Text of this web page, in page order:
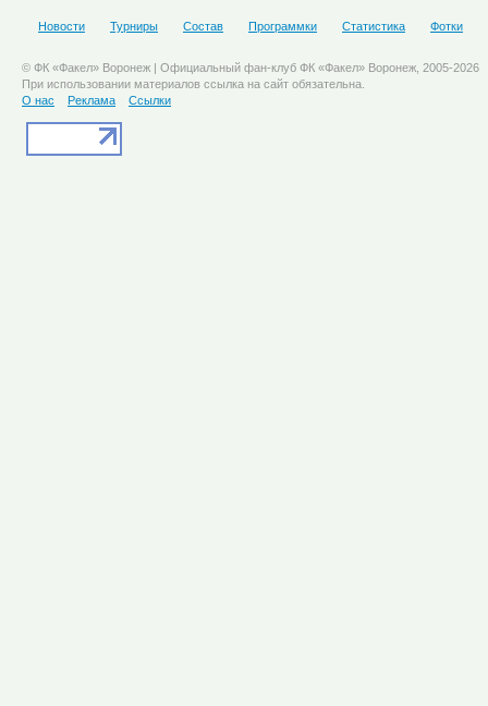
Новости Турниры Состав Программки Статистика Фотки
© ФК «Факел» Воронеж | Официальный фан-клуб ФК «Факел» Воронеж, 2005-2026
При использовании материалов ссылка на сайт обязательна.
О нас
Реклама Ссылки